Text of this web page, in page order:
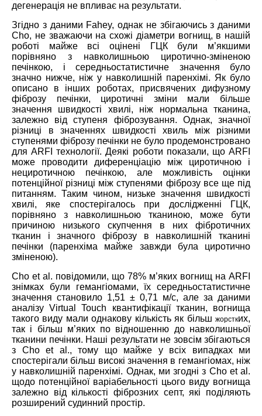
дегенерація не впливає на результати.
Згідно з даними Fahey, однак не збігаючись з даними
Cho, не зважаючи на схожі діаметри вогнищ, в нашій
роботі майже всі оцінені ГЦК були м’якшими
порівняно з навколишньою циротично-зміненою
печінкою, і середньостатистичне значення було
значно нижче, ніж у навколишній паренхімі. Як було
описано в інших роботах, присвячених дифузному
фіброзу печінки, циротичні зміни мали більше
значення швидкості хвилі, ніж нормальна тканина,
залежно від ступеня фіброзування. Однак, значної
різниці в значеннях швидкості хвиль між різними
ступенями фіброзу печінки не було продемонстровано
для ARFI технології. Деякі роботи показали, що ARFI
може проводити диференціацію між циротичною і
нециротичною печінкою, але можливість оцінки
потенційної різниці між ступенями фіброзу все ще під
питанням. Таким чином, низьке значення швидкості
хвилі, яке спостерігалось при дослідженні ГЦК,
порівняно з навколишньою тканиною, може бути
причиною низького скупчення в них фібротичних
тканин і значного фіброзу в навколишній тканині
печінки (паренхіма майже завжди була циротично
зміненою).
Cho et al. повідомили, що 78% м’яких вогнищ на ARFI
знімках були гемангіомами, їх середньостатистичне
значення становило 1,51 ± 0,71 м/с, але за даними
аналізу Virtual Touch квантифікації тканин, вогнища
такого виду мали однакову кількість як більш жорстких,
так і більш м’яких по відношенню до навколишньої
тканини печінки. Наші результати не зовсім збігаються
з Cho et al., тому що майже у всіх випадках ми
спостерігали більш високі значення в гемангіомах, ніж
у навколишній паренхімі. Однак, ми згодні з Cho et al.
щодо потенційної варіабельності цього виду вогнища
залежно від кількості фіброзних септ, які поділяють
розширений судинний простір.